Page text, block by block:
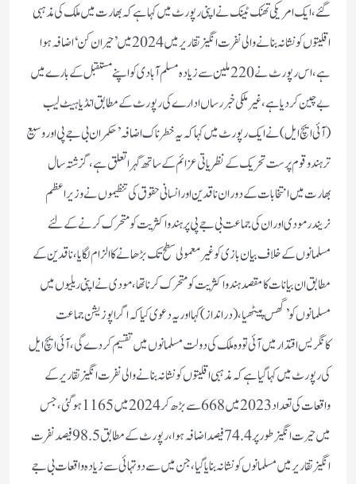
گئے،ایک امریکی تھنک ٹینک نے اپنی رپورٹ میں کہا ہے کہ بھارت میں ملک کی مذہبی
اقلیتوں کو نشانہ بنانے والی نفرت انگیز تقاریر میں 2024 میں’حیران کن‘ اضافہ ہوا
ہے،اس رپورٹ نے 220 ملین سے زیادہ مسلم آبادی کو اپنے مستقبل کے بارے میں
بےچین کردیاہے،غیر ملکی خبر رساں ادارے کی رپورٹ کے مطابق انڈیا ہیٹ لیب
(آئی ایچ ایل) نے ایک رپورٹ میں کہا کہ یہ خطرناک اضافہ’حکمران بی جے پی اور وسیع
تر ہندو قوم پرست تحریک کے نظریاتی عزائم کے ساتھ گہرا تعلق ہے،گزشتہ سال
بھارت میں انتخابات کے دوران ناقدین اور انسانی حقوق کی تنظیموں نے وزیر اعظم
نریندر مودی اور ان کی جماعت بی جے پی پر ہندو اکثریت کو متحرک کرنے کے لئے
مسلمانوں کے خلاف بیان بازی کو غیر معمولی سطح تک بڑھانے کا الزام لگایا،ناقدین کے
مطابق ان بیانات کا مقصد ہندو اکثریت کو متحرک کرناتھا،مودی نے اپنی ریلیوں میں
مسلمانوں کو’گھس پیٹھیا،(درانداز)کہا اور یہ دعوی کیا کہ اگر اپوزیشن جماعت
کانگریس اقتدار میں آئی تو وہ ملک کی دولت مسلمانوں میں تقسیم کردے گی،آئی ایچ ایل
کی رپورٹ میں کہا گیا ہے کہ مذہبی اقلیتوں کو نشانہ بنانے والی نفرت انگیز تقاریر کے
واقعات کی تعداد 2023 میں 668 سے بڑھ کر 2024 میں 1165 ہو گئی، جس
میں حیرت انگیز طور پر 74.4 فیصد اضافہ ہوا،رپورٹ کے مطابق 98.5 فیصدنفرت
انگیز تقاریر میں مسلمانوں کو نشانہ بنایا گیا،جن میں سے دو تہائی سے زیادہ واقعات بی جے